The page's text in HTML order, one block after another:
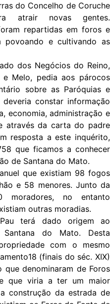
do Concelho de Coruche
atrair novas gentes.
repartidas em foros e
povoando e cultivando as
dos Negócios do Reino,
Melo, pedia aos párocos
sobre as Paróquias e
constar informação
economia, administração e
através da carta do padre
resposta a este inquérito,
que ficamos a conhecer
de Santana do Mato.
que existiam 98 fogos
e 58 menores. Junto da
moradores, no entanto
outras moradias.
terá dado origem ao
do Mato. Desta
com o mesmo
(finais do séc. XIX)
denominaram de Foros
que viria a ter um maior
construção da estrada de